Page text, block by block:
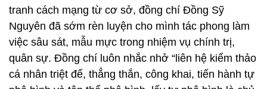
cá nhân triệt để, thẳng thắn, công khai, tiến hành tự
phê bình và tập thể phê bình, lấy tự phê bình là chủ
yếu”(7).
Với vai trò phái viên của Bộ tham gia Đảng ủy Chiến
dịch Trung - Hạ Lào trong chiến cục Đông - Xuân